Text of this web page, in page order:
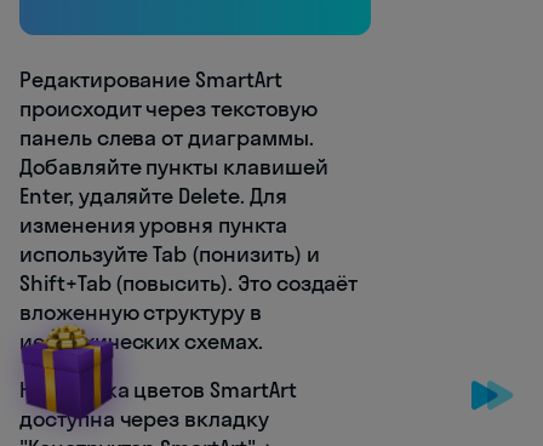
Редактирование SmartArt
происходит через текстовую
панель слева от диаграммы.
Добавляйте пункты клавишей
Enter, удаляйте Delete. Для
изменения уровня пункта
используйте Tab (понизить) и
Shift+Tab (повысить). Это создаёт
вложенную структуру в
иерархических схемах.
Настройка цветов SmartArt
доступна через вкладку